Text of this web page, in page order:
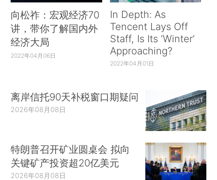
向松祚：宏观经济70
讲，带你了解国内外
经济大局
2022年04月06日
In Depth: As
Tencent Lays Off
Staff, Is Its ‘Winter’
Approaching?
2022年04月01日
离岸信托90天补税窗口期疑问
2026年08月08日
特朗普召开矿业圆桌会 拟向
关键矿产投资超20亿美元
2026年08月08日